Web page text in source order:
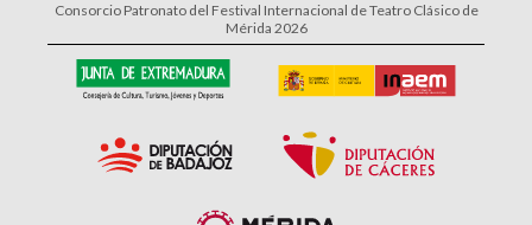
Consorcio Patronato del Festival Internacional de Teatro Clásico de
Mérida 2026